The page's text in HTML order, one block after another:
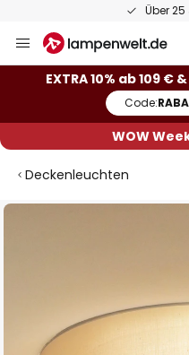
Über
Inhalt
springen
EXTRA 10% ab 109 €
Code:
WOW
Deckenleuchten
Zum